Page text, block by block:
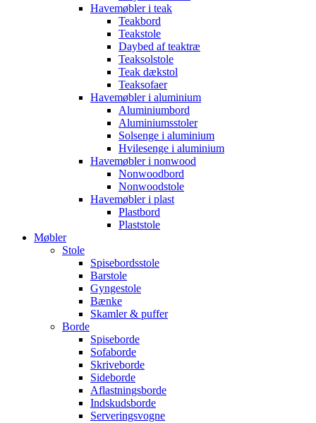
Havemøbler i teak
Teakbord
Teakstole
Daybed af teaktræ
Teaksolstole
Teak dækstol
Teaksofaer
Havemøbler i aluminium
Aluminiumbord
Aluminiumsstoler
Solsenge i aluminium
Hvilesenge i aluminium
Havemøbler i nonwood
Nonwoodbord
Nonwoodstole
Havemøbler i plast
Plastbord
Plaststole
Møbler
Stole
Spisebordsstole
Barstole
Gyngestole
Bænke
Skamler & puffer
Borde
Spiseborde
Sofaborde
Skriveborde
Sideborde
Aflastningsborde
Indskudsborde
Serveringsvogne